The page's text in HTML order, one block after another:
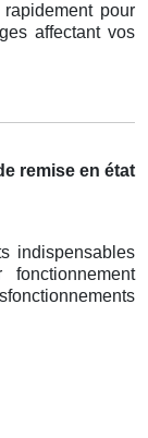
pour
affectant vos
remise en état
indispensables